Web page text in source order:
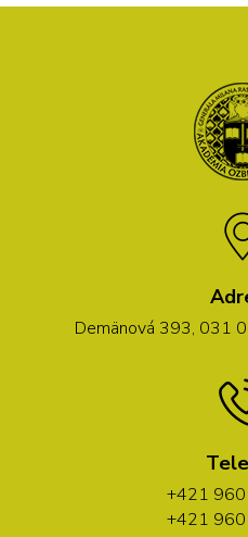
Demänová 393, 031
+421
+421